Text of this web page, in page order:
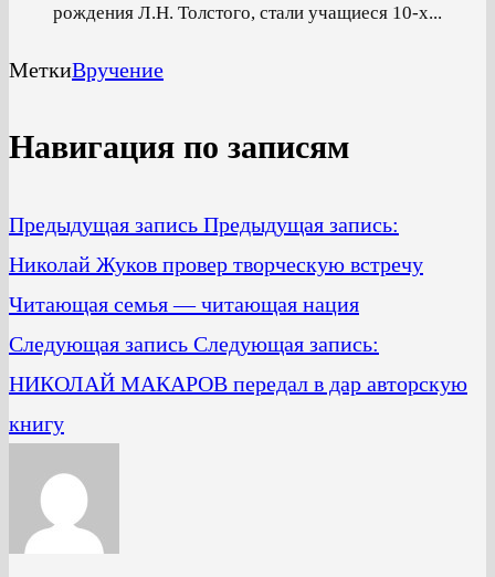
рождения Л.Н. Толстого, стали учащиеся 10-х...
МеткиВручение
Навигация по записям
Предыдущая запись Предыдущая запись:
Николай Жуков провер творческую встречу
Читающая семья — читающая нация
Следующая запись Следующая запись:
НИКОЛАЙ МАКАРОВ передал в дар авторскую
книгу